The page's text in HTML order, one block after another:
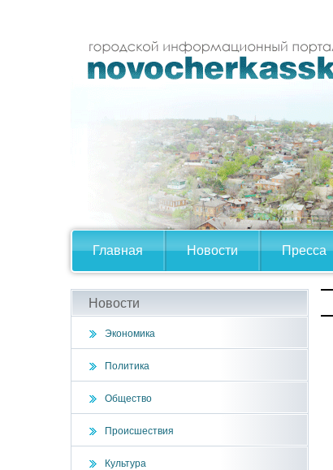
Главная Новости Пресса
Новости
Экономика
Политика
Общество
Происшествия
Культура